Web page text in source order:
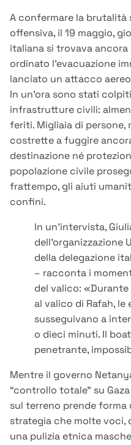
A confermare la brutalità
offensiva, il 19 maggio,
italiana si trovava ancora
ordinato l’evacuazione
lanciato un attacco
In un’ora sono stati
infrastrutture civili:
feriti. Migliaia di
costrette a fuggire
destinazione né
popolazione civile
frattempo, gli aiuti
confini.
In un’intervista,
dell’organizzazione
della delegazione
– racconta i
del valico:
al valico di Rafah, le
susseguivano a
o dieci minuti. Il
penetrante,
Mentre il governo
“controllo totale” su
sul terreno prende forma
strategia che molte voci,
una pulizia etnica